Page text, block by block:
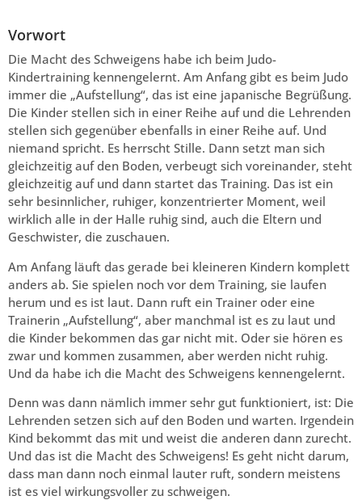
Vorwort
Die Macht des Schweigens habe ich beim Judo-
Kindertraining kennengelernt. Am Anfang gibt es beim Judo
immer die „Aufstellung“, das ist eine japanische Begrüßung.
Die Kinder stellen sich in einer Reihe auf und die Lehrenden
stellen sich gegenüber ebenfalls in einer Reihe auf. Und
niemand spricht. Es herrscht Stille. Dann setzt man sich
gleichzeitig auf den Boden, verbeugt sich voreinander, steht
gleichzeitig auf und dann startet das Training. Das ist ein
sehr besinnlicher, ruhiger, konzentrierter Moment, weil
wirklich alle in der Halle ruhig sind, auch die Eltern und
Geschwister, die zuschauen.
Am Anfang läuft das gerade bei kleineren Kindern komplett
anders ab. Sie spielen noch vor dem Training, sie laufen
herum und es ist laut. Dann ruft ein Trainer oder eine
Trainerin „Aufstellung“, aber manchmal ist es zu laut und
die Kinder bekommen das gar nicht mit. Oder sie hören es
zwar und kommen zusammen, aber werden nicht ruhig.
Und da habe ich die Macht des Schweigens kennengelernt.
Denn was dann nämlich immer sehr gut funktioniert, ist: Die
Lehrenden setzen sich auf den Boden und warten. Irgendein
Kind bekommt das mit und weist die anderen dann zurecht.
Und das ist die Macht des Schweigens! Es geht nicht darum,
dass man dann noch einmal lauter ruft, sondern meistens
ist es viel wirkungsvoller zu schweigen.